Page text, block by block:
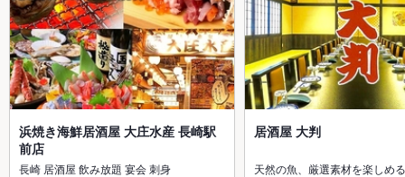
浜焼き海鮮居酒屋 大庄水産 長崎駅
前店
長崎 居酒屋 飲み放題 宴会 刺身
居酒屋 大判
天然の魚、厳選素材を楽しめ